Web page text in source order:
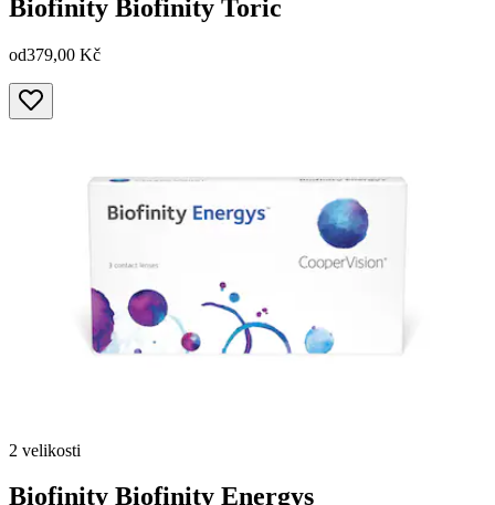
Biofinity Biofinity Toric
od379,00 Kč
2 velikosti
Biofinity Biofinity Energys